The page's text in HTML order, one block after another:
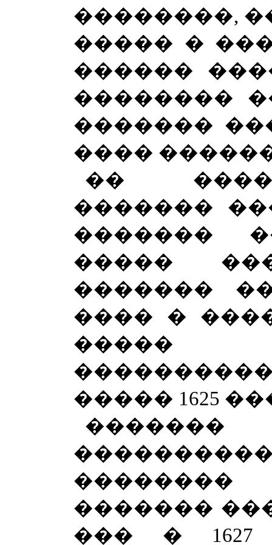
��������,
����� �
������
��������
�������
����
��
�������
�������
�����
�������
���� �
����� 1625
�������
��� �